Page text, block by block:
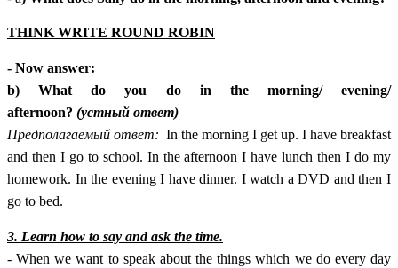
THINK WRITE ROUND ROBIN
- Now answer:
b) What do you do in the morning/ evening/
afternoon? (устный ответ)
Предполагаемый ответ: In the morning I get up. I have breakfast
and then I go to school. In the afternoon I have lunch then I do my
homework. In the evening I have dinner. I watch a DVD and then I
go to bed.
3. Learn how to say and ask the time.
- When we want to speak about the things which we do every day